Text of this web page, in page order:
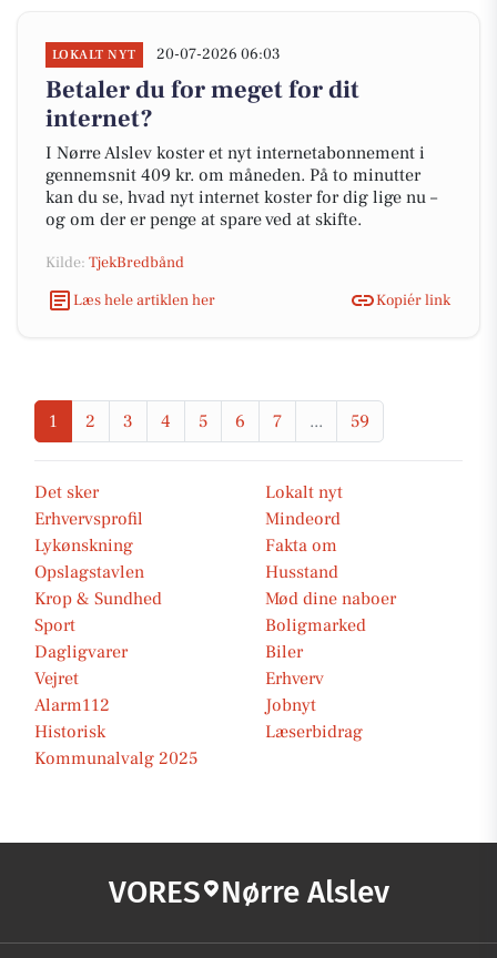
LOKALT NYT 20-07-2026 06:03
Betaler du for meget for dit
internet?
I Nørre Alslev koster et nyt internetabonnement i
gennemsnit 409 kr. om måneden. På to minutter
kan du se, hvad nyt internet koster for dig lige nu –
og om der er penge at spare ved at skifte.
Kilde: TjekBredbånd
Læs hele artiklen her
Kopiér link
1 2 3 4 5 6 7 ... 59
Det sker
Lokalt nyt
Erhvervsprofil
Mindeord
Lykønskning
Fakta om
Opslagstavlen
Husstand
Krop & Sundhed
Mød dine naboer
Sport
Boligmarked
Dagligvarer
Biler
Vejret
Erhverv
Alarm112
Jobnyt
Historisk
Læserbidrag
Kommunalvalg 2025
VORES Nørre Alslev